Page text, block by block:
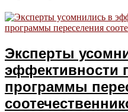
Эксперты
эффективности
программы